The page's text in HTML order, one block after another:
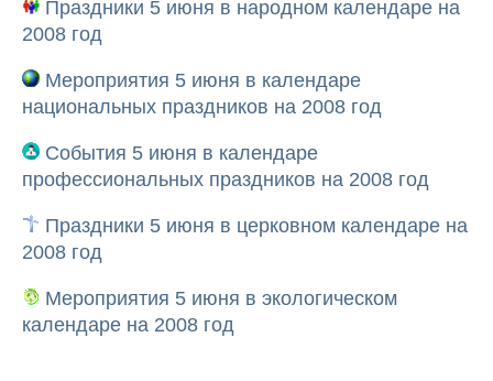
Праздники 5 июня в народном календаре на
2008 год
Мероприятия 5 июня в календаре
национальных праздников на 2008 год
События 5 июня в календаре
профессиональных праздников на 2008 год
Праздники 5 июня в церковном календаре на
2008 год
Мероприятия 5 июня в экологическом
календаре на 2008 год